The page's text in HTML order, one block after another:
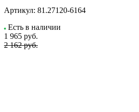
Артикул: 81.27120-6164
Есть в наличии
1 965 руб.
2 162 руб.